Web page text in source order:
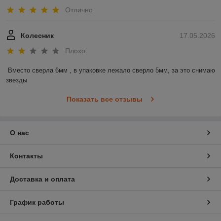
Отлично
17.05.2026
Колесник
Плохо
Вместо сверла 6мм , в упаковке лежало сверло 5мм, за это снимаю
звезды
Показать все отзывы
О нас
Контакты
Доставка и оплата
График работы